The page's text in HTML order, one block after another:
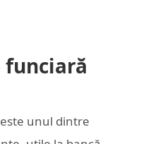
funciară
unul dintre